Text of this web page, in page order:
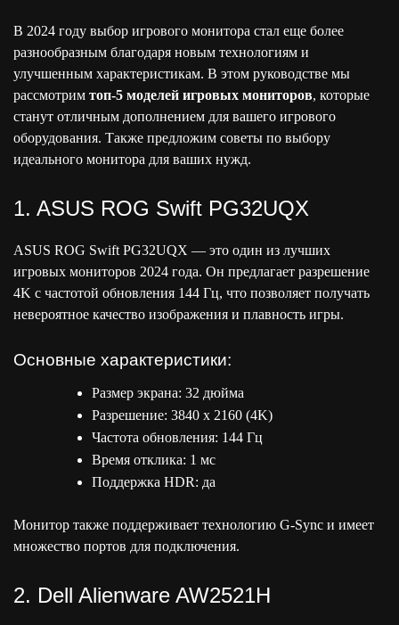
В 2024 году выбор игрового монитора стал еще более
разнообразным благодаря новым технологиям и
улучшенным характеристикам. В этом руководстве мы
рассмотрим топ-5 моделей игровых мониторов, которые
станут отличным дополнением для вашего игрового
оборудования. Также предложим советы по выбору
идеального монитора для ваших нужд.
1. ASUS ROG Swift PG32UQX
ASUS ROG Swift PG32UQX — это один из лучших
игровых мониторов 2024 года. Он предлагает разрешение
4K с частотой обновления 144 Гц, что позволяет получать
невероятное качество изображения и плавность игры.
Основные характеристики:
Размер экрана: 32 дюйма
Разрешение: 3840 x 2160 (4K)
Частота обновления: 144 Гц
Время отклика: 1 мс
Поддержка HDR: да
Монитор также поддерживает технологию G-Sync и имеет
множество портов для подключения.
2. Dell Alienware AW2521H